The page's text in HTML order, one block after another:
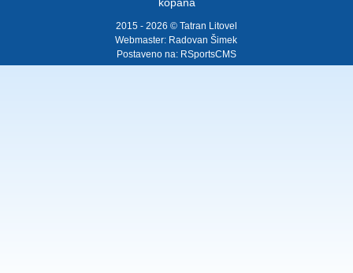
2015 - 2026 © Tatran Litovel
Webmaster: Radovan Šimek
Postaveno na: RSportsCMS